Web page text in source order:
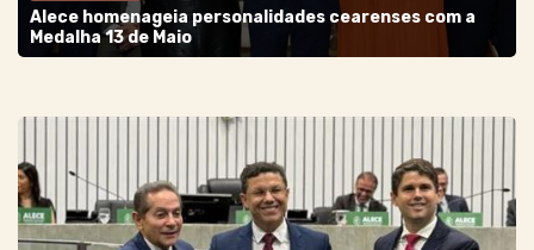
Alece homenageia personalidades cearenses com a
Medalha 13 de Maio